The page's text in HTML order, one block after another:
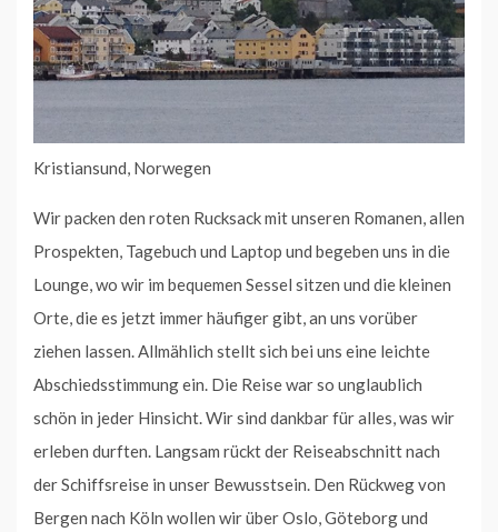
Kristiansund, Norwegen
Wir packen den roten Rucksack mit unseren Romanen, allen
Prospekten, Tagebuch und Laptop und begeben uns in die
Lounge, wo wir im bequemen Sessel sitzen und die kleinen
Orte, die es jetzt immer häufiger gibt, an uns vorüber
ziehen lassen. Allmählich stellt sich bei uns eine leichte
Abschiedsstimmung ein. Die Reise war so unglaublich
schön in jeder Hinsicht. Wir sind dankbar für alles, was wir
erleben durften. Langsam rückt der Reiseabschnitt nach
der Schiffsreise in unser Bewusstsein. Den Rückweg von
Bergen nach Köln wollen wir über Oslo, Göteborg und